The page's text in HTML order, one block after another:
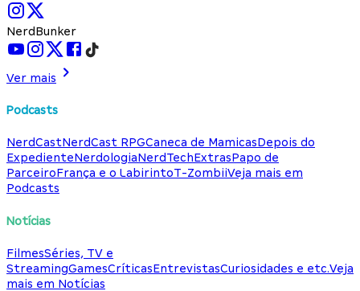
NerdBunker
Ver mais
Podcasts
NerdCastNerdCast RPGCaneca de MamicasDepois do
ExpedienteNerdologiaNerdTechExtrasPapo de
ParceiroFrança e o LabirintoT-ZombiiVeja mais em
Podcasts
Notícias
FilmesSéries, TV e
StreamingGamesCríticasEntrevistasCuriosidades e etc.Veja
mais em Notícias